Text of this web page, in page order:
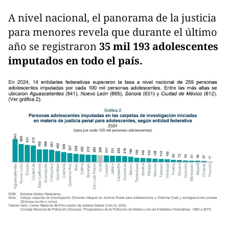
A nivel nacional, el panorama de la justicia
para menores revela que durante el último
año se registraron35 mil 193 adolescentes
imputados en todo el país.